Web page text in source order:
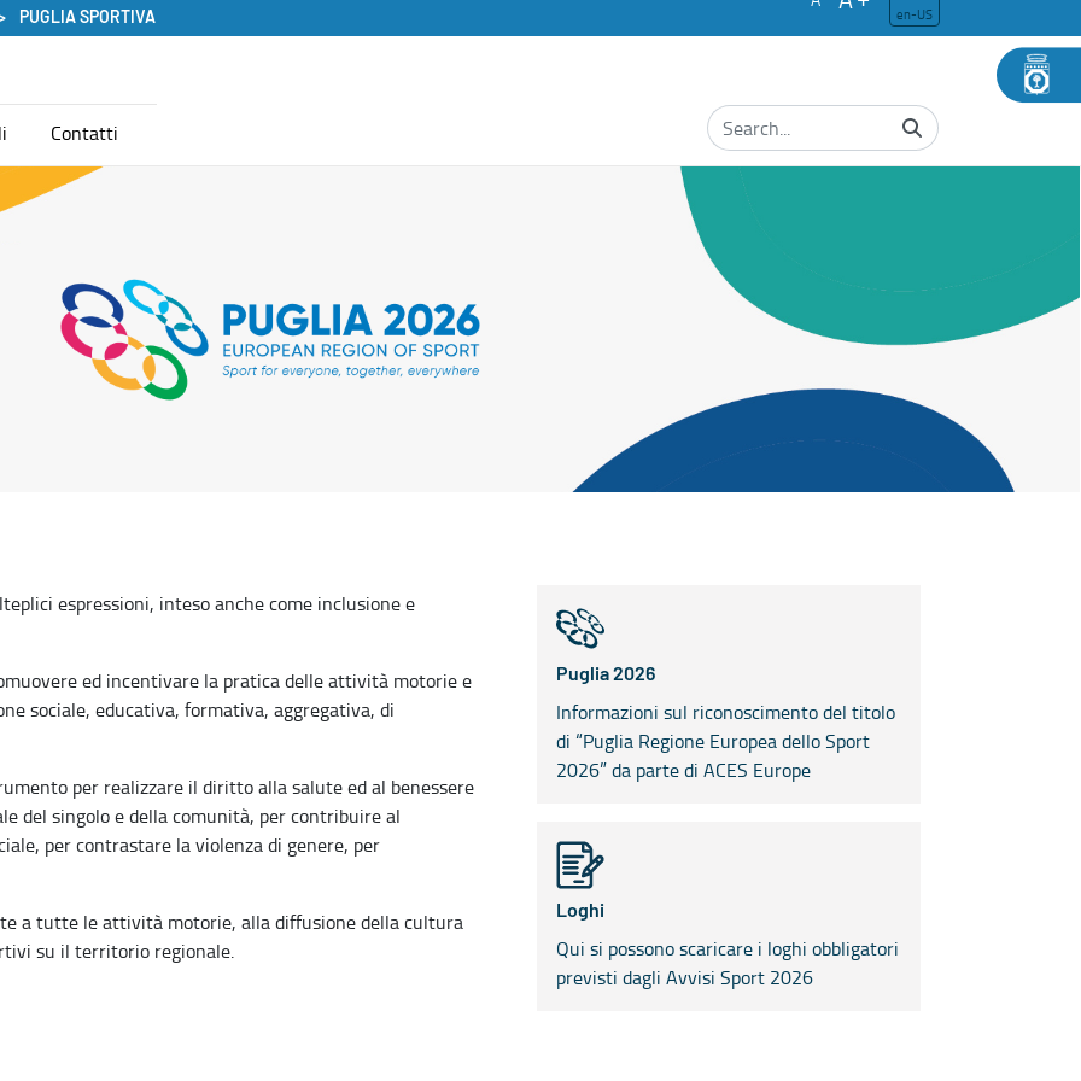
PUGLIA SPORTIVA en-US
Contatti
espressioni, inteso anche come inclusione e
ed incentivare la pratica delle attività motorie e
sociale, educativa, formativa, aggregativa, di
per realizzare il diritto alla salute ed al benessere
del singolo e della comunità, per contribuire al
per contrastare la violenza di genere, per
a tutte le attività motorie, alla diffusione della cultura
su il territorio regionale.
Puglia 2026
Informazioni sul riconoscimento del titolo
di “Puglia Regione Europea dello Sport
2026” da parte di ACES Europe
Loghi
Qui si possono scaricare i loghi obbligatori
previsti dagli Avvisi Sport 2026